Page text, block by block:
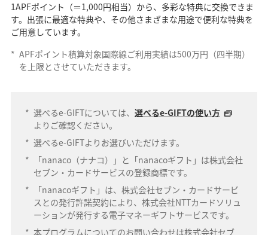
1APFポイント（＝1,000円相当）から、多彩な特典に交換できま
す。出張に最適な特典や、その他さまざまな用途で便利な特典を
ご用意しています。
* APFポイント積算対象国際線ご利用実績は500万円（四半期）
を上限とさせていただきます。
* 選べるe-GIFTについては、 選べるe-GIFTの使い方
よりご確認ください。
* 選べるe-GIFTよりお選びいただけます。
*
「nanaco（ナナコ）」と「nanacoギフト」は株式会社
セブン・カードサービスの登録商標です。
*
「nanacoギフト」は、株式会社セブン・カードサービ
スとの発行許諾契約により、株式会社NTTカードソリュ
ーションが発行する電子マネーギフトサービスです。
* 本プログラムについてのお問い合わせは株式会社セブ